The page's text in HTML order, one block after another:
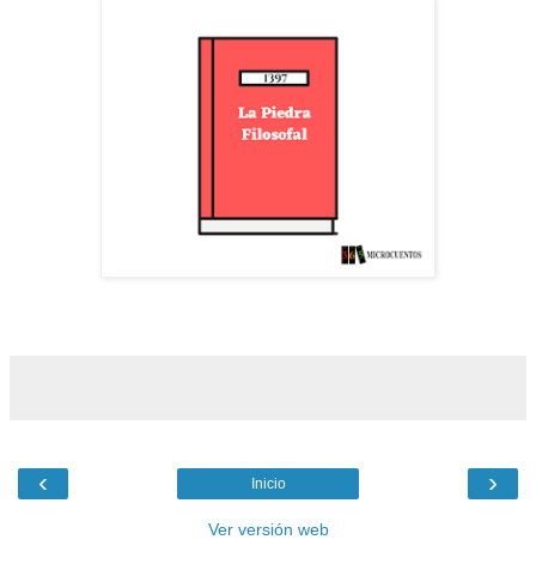
‹ ›
Inicio
Ver versión web